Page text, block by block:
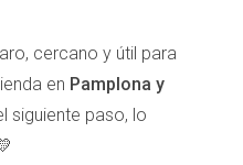
es momento de
efectivas:
Analiza los precios de
en Nuevo Artica para
que atraiga a los
cercano y útil para
en Pamplona y
siguiente paso, lo